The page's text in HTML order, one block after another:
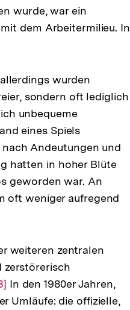
wurde, war ein
dem Arbeitermilieu. In
wurden
sondern oft lediglich
unbequeme
eines Spiels
Andeutungen und
hatten in hoher Blüte
geworden war. An
oft weniger aufregend
weiteren zentralen
zerstörerisch
In den 1980er Jahren,
Umläufe: die offizielle,